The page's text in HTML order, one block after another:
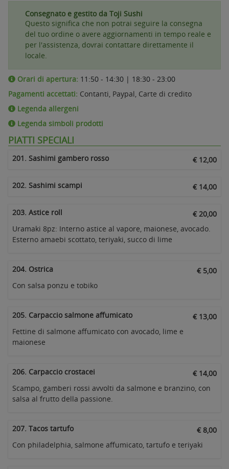
Consegnato e gestito da Toji Sushi
Questo significa che non potrai seguire la consegna
del tuo ordine o avere aggiornamenti in tempo reale e
per l'assistenza, dovrai contattare direttamente il
locale.
Orari di apertura: 11:50 - 14:30 | 18:30 - 23:00
Pagamenti accettati: Contanti, Paypal, Carte di credito
Legenda allergeni
Legenda simboli prodotti
PIATTI SPECIALI
201. Sashimi gambero rosso € 12,00
202. Sashimi scampi € 14,00
203. Astice roll
€ 20,00
Uramaki 8pz: Interno astice al vapore, maionese, avocado.
Esterno amaebi scottato, teriyaki, succo di lime
204. Ostrica
€ 5,00
Con salsa ponzu e tobiko
205. Carpaccio salmone affumicato
€ 13,00
Fettine di salmone affumicato con avocado, lime e
maionese
206. Carpaccio crostacei
€ 14,00
Scampo, gamberi rossi avvolti da salmone e branzino, con
salsa al frutto della passione.
207. Tacos tartufo
€ 8,00
Con philadelphia, salmone affumicato, tartufo e teriyaki